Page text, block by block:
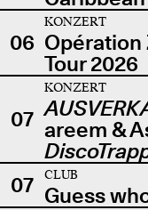
06
KONZERT
Opération
Tour 2026
07
KONZERT
areem &
07
CLUB
Guess